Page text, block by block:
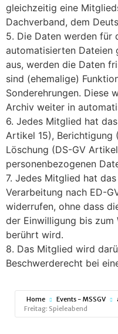
gleichzeitig eine
Dachverband, dem
5. Die Daten werden für
automatisierten Dateien
aus, werden die Daten
sind (ehemalige)
Sonderehrungen. Diese
Archiv weiter in
6. Jedes Mitglied hat
Artikel 15), Berichtigung
Löschung (DS-GV
personenbezogenen
7. Jedes Mitglied hat
Verarbeitung nach ED-
widerrufen, ohne dass
der Einwilligung bis
berührt wird.
8. Das Mitglied wird
Beschwerderecht bei
Home Events - MSSGV
Freitag: Spieleabend